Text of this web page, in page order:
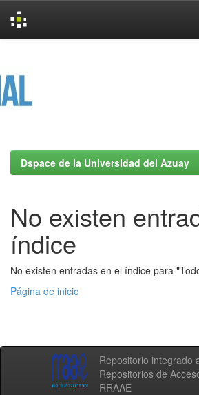
Dspace de la Universidad del Azuay
No existen
índice
No existen entradas en el índice para
Página de inicio
Repositorio integrado
Repositorios de
RRAAE